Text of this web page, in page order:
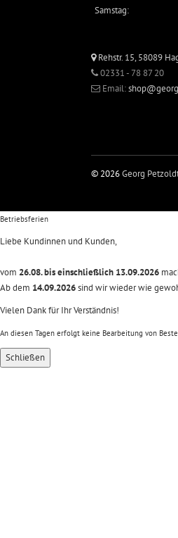
Samstag:
Rehstr. 15, 58089
02331 - 78 87 20
Email:
© 2026Georg
Betriebsferien
Liebe Kundinnen und Kunden,
vom 26.08. bis einschließlich 13.09.2026
Ab dem 14.09.2026sind wir wieder wie
Vielen Dank für Ihr Verständnis!
An diesen Tagen erfolgt keine Bearbeitung von
Schließen